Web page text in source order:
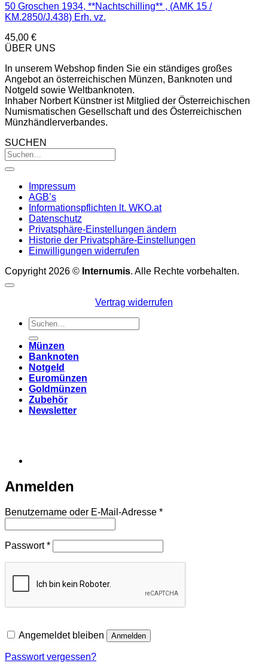
50 Groschen 1934, **Nachtschilling** , (AMK 15 /
KM.2850/J.438) Erh. vz.
45,00 €
ÜBER UNS
In unserem Webshop finden Sie ein ständiges großes
Angebot an österreichischen Münzen, Banknoten und
Notgeld sowie Weltbanknoten.
Inhaber Norbert Künstner ist Mitglied der Österreichischen
Numismatischen Gesellschaft und des Österreichischen
Münzhändlerverbandes.
SUCHEN
Impressum
AGB’s
Informationspflichten lt. WKO.at
Datenschutz
Privatsphäre-Einstellungen ändern
Historie der Privatsphäre-Einstellungen
Einwilligungen widerrufen
Copyright 2026 © Internumis. Alle Rechte vorbehalten.
Vertrag widerrufen
Suchen
nach:
Münzen
Banknoten
Notgeld
Euromünzen
Goldmünzen
Zubehör
Newsletter
Anmelden
Benutzername oder E-Mail-Adresse *Erforderlich
Passwort*Erforderlich
Angemeldet bleiben Anmelden
Passwort vergessen?